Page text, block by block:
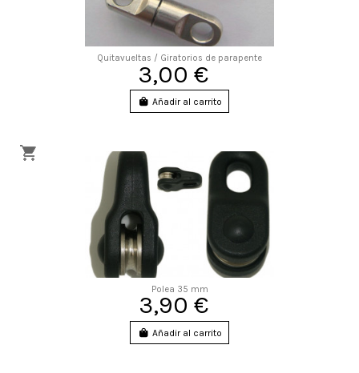
Quitavueltas / Giratorios de parapente
3,00 €
Añadir al carrito
Polea 35 mm
3,90 €
Añadir al carrito